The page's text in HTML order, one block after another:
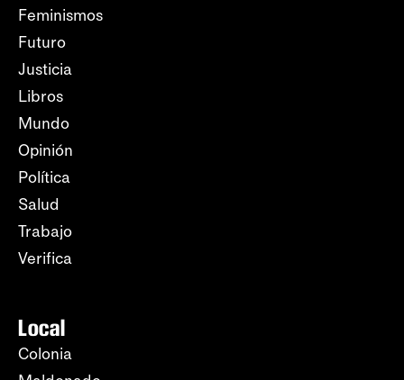
Feminismos
Futuro
Justicia
Libros
Mundo
Opinión
Política
Salud
Trabajo
Verifica
Local
Colonia